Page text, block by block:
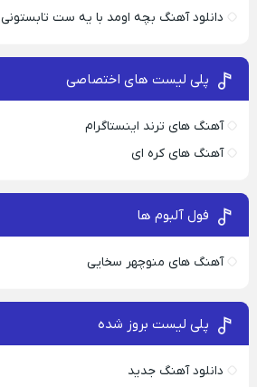
دانلود آهنگ بچه اومد با یه ست تابستونی
پلی لیست های اختصاصی
آهنگ های ترند اینستاگرام
آهنگ های کره ای
فول آلبوم ها
آهنگ های منوچهر سخایی
پلی لیست بروز شده
دانلود آهنگ جدید